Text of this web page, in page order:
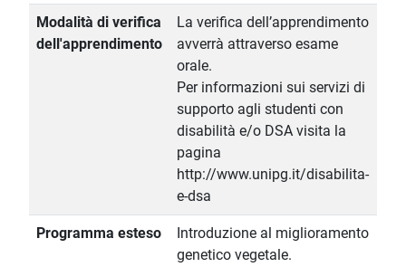
Modalità di verifica
dell'apprendimento
La verifica dell’apprendimento
avverrà attraverso esame
orale.
Per informazioni sui servizi di
supporto agli studenti con
disabilità e/o DSA visita la
pagina
http://www.unipg.it/disabilita-
e-dsa
Programma esteso
Introduzione al miglioramento
genetico vegetale.